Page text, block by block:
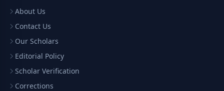
About Us
Contact Us
Our Scholars
Editorial Policy
Scholar Verification
Corrections